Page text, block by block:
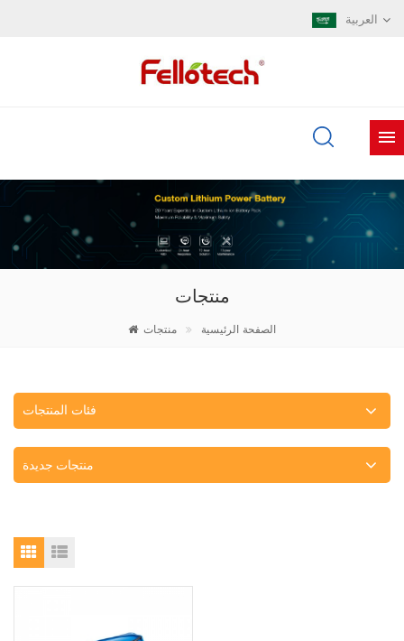
العربية
منتجات
الصفحة الرئيسية منتجات
فئات المنتجات
منتجات جديدة